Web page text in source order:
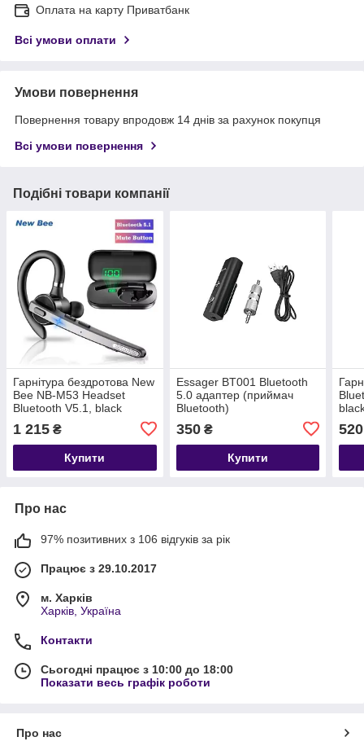
Оплата на карту Приватбанк
Всі умови оплати
Умови повернення
Повернення товару впродовж 14 днів за рахунок покупця
Всі умови повернення
Подібні товари компанії
Гарнітура бездротова New
Bee NB-M53 Headset
Bluetooth V5.1, black
1 215 ₴
Купити
Essager BT001 Bluetooth
5.0 адаптер (приймач
Bluetooth)
350₴
Купити
520
Про нас
97% позитивних з 106 відгуків за рік
Працює з 29.10.2017
м. Харків
Харків, Україна
Контакти
Сьогодні працює з 10:00 до 18:00
Показати весь графік роботи
Про нас